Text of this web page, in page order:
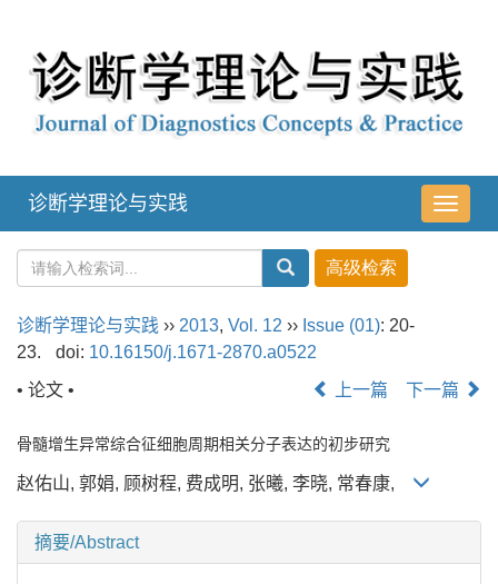
导
航
诊断学理论与实践
诊断学理论与实践 ›› 2013, Vol. 12 ›› Issue (01): 20-
23.
doi: 10.16150/j.1671-2870.a0522
• 论文 •
上一篇 下一篇
骨髓增生异常综合征细胞周期相关分子表达的初步研究
赵佑山, 郭娟, 顾树程, 费成明, 张曦, 李晓, 常春康,
摘要/Abstract